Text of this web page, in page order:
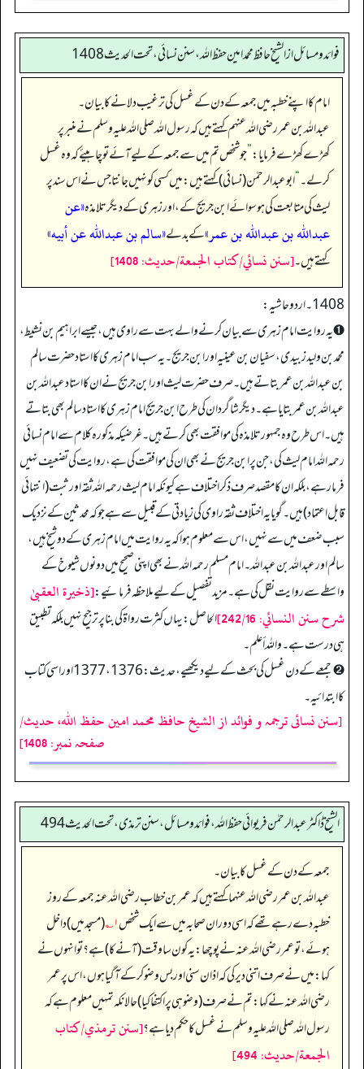
فوائد ومسائل از الشيخ حافظ محمد امين حفظ الله، سنن نسائي، تحت الحديث 1408
امام کا اپنے خطبہ میں جمعہ کے دن کے غسل کی ترغیب دلانے کا بیان۔
عبداللہ بن عمر رضی اللہ عنہم کہتے ہیں کہ رسول اللہ صلی اللہ علیہ وسلم نے منبر پر
کھڑے کھڑے فرمایا:”جو شخص تم میں سے جمعہ کے لیے آئے تو چاہیئے کہ وہ غسل
کر لے۔‏‏‏‏“ابوعبدالرحمٰن (نسائی) کہتے ہیں: میں کسی کو نہیں جانتا جس نے اس سند پر
لیث کی متابعت کی ہو سوائے ابن جریج کے، اور زہری کے دیگر تلامذہ«عن
عبداللہ بن عبداللہ بن عمر»کے بدلے«سالم بن عبداللہ عن أبيه»
کہتے ہیں۔[سنن نسائي/كتاب الجمعة/حدیث: 1408]
1408۔ اردو حاشیہ:
➊ یہ روایت امام زہری سے بیان کرنے والے بہت سے راوی ہیں، جیسے ابراہیم بن نشیط،
محمد بن ولید زبیدی، سفیان بن عینیہ اور ابن جریج۔ یہ سب امام زہری کا استاد حضرت سالم
بن عبداللہ بن عمر بتاتے ہیں۔ صرف حضرت لیث اور ابن جریج نے ان کا استاد عبداللہ بن
عبداللہ بن عمر بتایا ہے۔ دیگر شاگردان کی طرح ابن جریج امام زہری کا استاد سالم بھی بتاتے
ہیں۔ اس طرح وہ جمہور تلامذہ کی موافقت بھی کرتے ہیں۔ غرضیکہ مذکورہ کلام سے امام نسائی
رحمہ اللہ امام لیث کی، جن پر ابن جریج نے بھی ان کی موافقت کی ہے، روایت کی تضعیف نہیں
فرما رہے، بلکہ ان کا مقصد صرف ذکر اختلاف ہے کیونکہ امام لیث رحمہ اللہ ثقہ اور ثبت (انتہائی
قابل اعتماد) ہیں۔ گویا یہ اختلاف ثقہ راوی کی زیادتی کے قبیل سے ہے جو کہ محدثین کے نزدیک
سبب ضعف میں سے نہیں، اس سے معلوم ہوا کہ یہ روایت میں امام زہری کے دو شیخ ہیں،
سالم اور عبداللہ بن عبداللہ۔ امام مسلم رحمہ اللہ نے بھی اپنی صحیح میں دونوں شیوخ کے
واسطے سے روایت نقل کی ہے۔ مزید تفصیل کے لیے ملاحظہ فرمائیے:[ذخیرة العقبیٰ
شرح سنن النسائي: 242/16]
الحاصل: یہاں کثرت رواۃ کی بنا پر ترجیح نہیں بلکہ تطبیق
ہی درست ہے۔ واللہ أعلم۔
➋ جمعے کے دن غسل کی بحث کے لیے دیکھیے، حدیث: 1376، 1377 اور اسی کتاب
کا ابتدائیہ۔
[سنن نسائی ترجمہ و فوائد از الشیخ حافظ محمد امین حفظ اللہ، حدیث/
صفحہ نمبر: 1408]
الشیخ ڈاکٹر عبد الرحمٰن فریوائی حفظ اللہ، فوائد و مسائل، سنن ترمذی، تحت الحديث 494
جمعہ کے دن کے غسل کا بیان۔
عبداللہ بن عمر رضی الله عنہما کہتے ہیں کہ عمر بن خطاب رضی الله عنہ جمعہ کے روز
خطبہ دے رہے تھے کہ اسی دوران صحابہ میں سے ایک شخص۱؎ (مسجد میں) داخل
ہوئے، تو عمر رضی الله عنہ نے پوچھا: یہ کون سا وقت (آنے کا) ہے؟ تو انہوں نے
کہا: میں نے صرف اتنی دیر کی کہ اذان سنی اور بس وضو کر کے آ گیا ہوں، اس پر عمر
رضی الله عنہ نے کہا: تم نے صرف (وضو ہی پر اکتفا کیا) حالانکہ تمہیں معلوم ہے کہ
رسول اللہ صلی اللہ علیہ وسلم نے غسل کا حکم دیا ہے؟[سنن ترمذي/كتاب
الجمعة/حدیث: 494]